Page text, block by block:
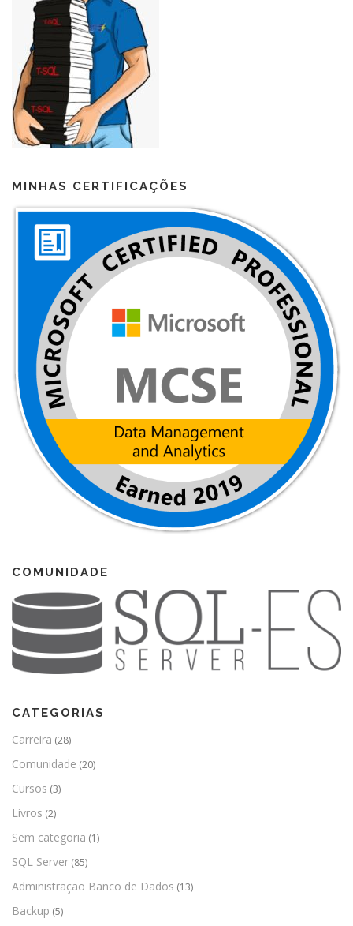
MINHAS CERTIFICAÇÕES
COMUNIDADE
CATEGORIAS
Carreira (28)
Comunidade (20)
Cursos (3)
Livros (2)
Sem categoria (1)
SQL Server (85)
Administração Banco de Dados (13)
Backup (5)